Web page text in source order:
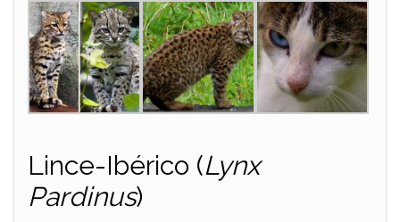
Lince-Ibérico (Lynx
Pardinus)